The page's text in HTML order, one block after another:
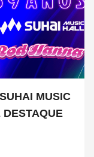
MUSIC